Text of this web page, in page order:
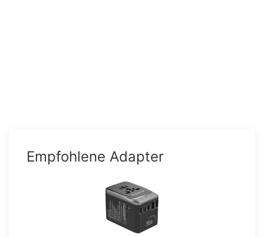
Empfohlene Adapter